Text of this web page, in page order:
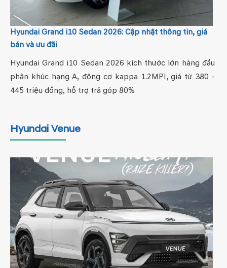
Hyundai Grand i10 Sedan 2026: Cập nhật thông tin, giá
bán và ưu đãi
Hyundai Grand i10 Sedan 2026 kích thước lớn hàng đầu
phân khúc hạng A, động cơ kappa 1.2MPI, giá từ 380 -
445 triệu đồng, hỗ trợ trả góp 80%
Hyundai Venue